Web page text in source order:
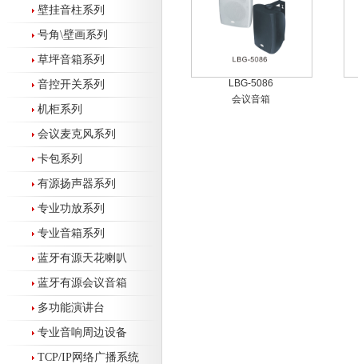
壁挂音柱系列
号角\壁画系列
草坪音箱系列
音控开关系列
机柜系列
会议麦克风系列
卡包系列
有源扬声器系列
专业功放系列
专业音箱系列
蓝牙有源天花喇叭
蓝牙有源会议音箱
多功能演讲台
专业音响周边设备
TCP/IP网络广播系统
LBG-5086
会议音箱